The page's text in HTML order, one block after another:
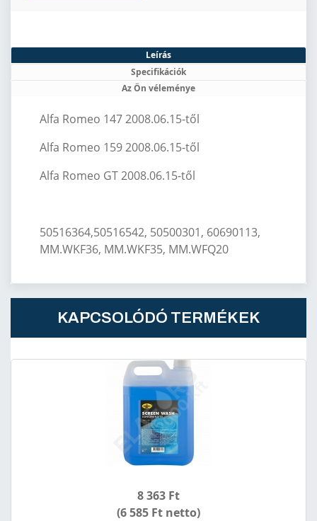
Leírás
Specifikációk
Az Ön véleménye
Alfa Romeo 147 2008.06.15-től
Alfa Romeo 159 2008.06.15-től
Alfa Romeo GT 2008.06.15-től
50516364,50516542, 50500301, 60690113,
MM.WKF36, MM.WKF35, MM.WFQ20
KAPCSOLÓDÓ TERMÉKEK
8 363 Ft
(6 585 Ft netto)